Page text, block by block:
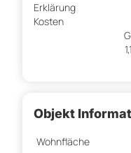
Erklärung
Kosten
Objekt
Wohnfläche